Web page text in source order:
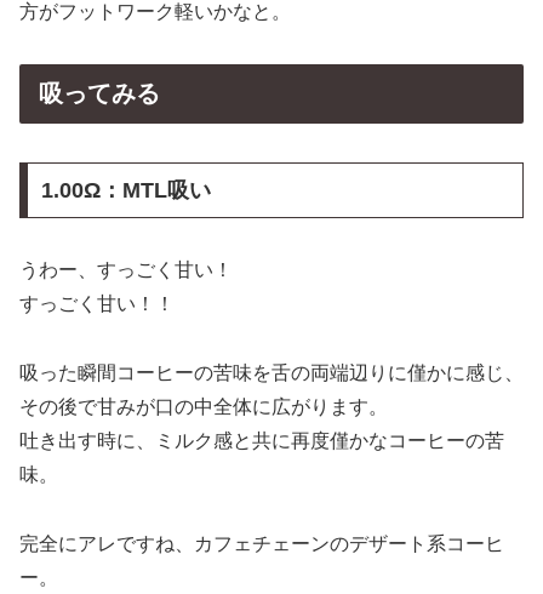
方がフットワーク軽いかなと。
吸ってみる
1.00Ω：MTL吸い
うわー、すっごく甘い！
すっごく甘い！！
吸った瞬間コーヒーの苦味を舌の両端辺りに僅かに感じ、
その後で甘みが口の中全体に広がります。
吐き出す時に、ミルク感と共に再度僅かなコーヒーの苦
味。
完全にアレですね、カフェチェーンのデザート系コーヒ
ー。